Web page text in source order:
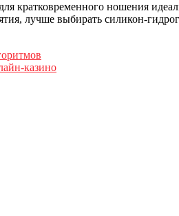
кратковременного ношения
лучше выбирать силикон-
казино